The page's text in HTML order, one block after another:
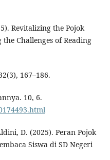
Revitalizing the Pojok
Challenges of Reading
167–186.
10, 6.
D. (2025). Peran Pojok
Siswa di SD Negeri